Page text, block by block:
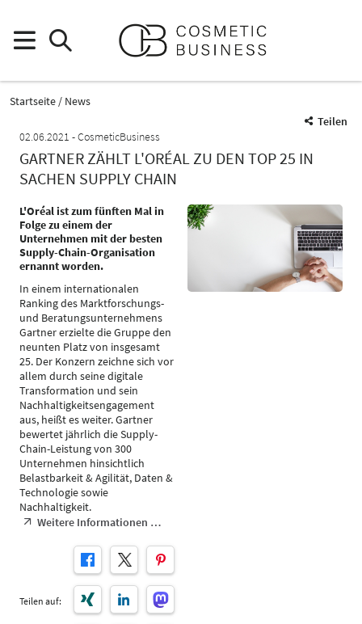
Startseite
News
Teilen
02.06.2021
CosmeticBusiness
GARTNER ZÄHLT L'ORÉAL ZU DEN TOP 25 IN
SACHEN SUPPLY CHAIN
L'Oréal ist zum fünften Mal in
Folge zu einem der
Unternehmen mit der besten
Supply-Chain-Organisation
ernannt worden.
In einem internationalen
Ranking des Marktforschungs-
und Beratungsunternehmens
Gartner erzielte die Gruppe den
neunten Platz von insgesamt
25. Der Konzern zeichne sich vor
allem durch seine digitale
Transformation und sein
Nachhaltigkeitsengagement
aus, heißt es weiter. Gartner
bewertet jährlich die Supply-
Chain-Leistung von 300
Unternehmen hinsichtlich
Belastbarkeit & Agilität, Daten &
Technologie sowie
Nachhaltigkeit.
Weitere Informationen …
Teilen auf: